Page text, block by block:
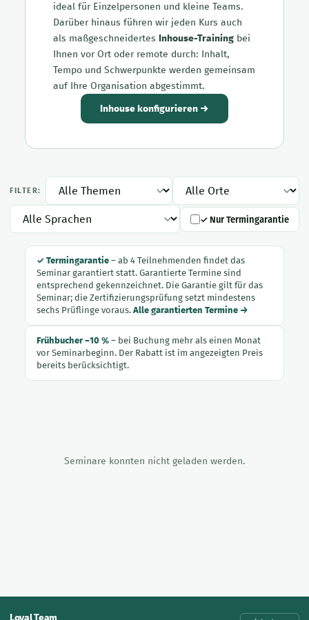
ideal für Einzelpersonen und kleine Teams.
Darüber hinaus führen wir jeden Kurs auch
als maßgeschneidertes Inhouse-Training bei
Ihnen vor Ort oder remote durch: Inhalt,
Tempo und Schwerpunkte werden gemeinsam
auf Ihre Organisation abgestimmt.
Inhouse konfigurieren →
FILTER:
✓ Nur Termingarantie
✓ Termingarantie – ab 4 Teilnehmenden findet das
Seminar garantiert statt. Garantierte Termine sind
entsprechend gekennzeichnet. Die Garantie gilt für das
Seminar; die Zertifizierungsprüfung setzt mindestens
sechs Prüflinge voraus. Alle garantierten Termine →
Frühbucher −10 % – bei Buchung mehr als einen Monat
vor Seminarbeginn. Der Rabatt ist im angezeigten Preis
bereits berücksichtigt.
Seminare konnten nicht geladen werden.
Loyal Team